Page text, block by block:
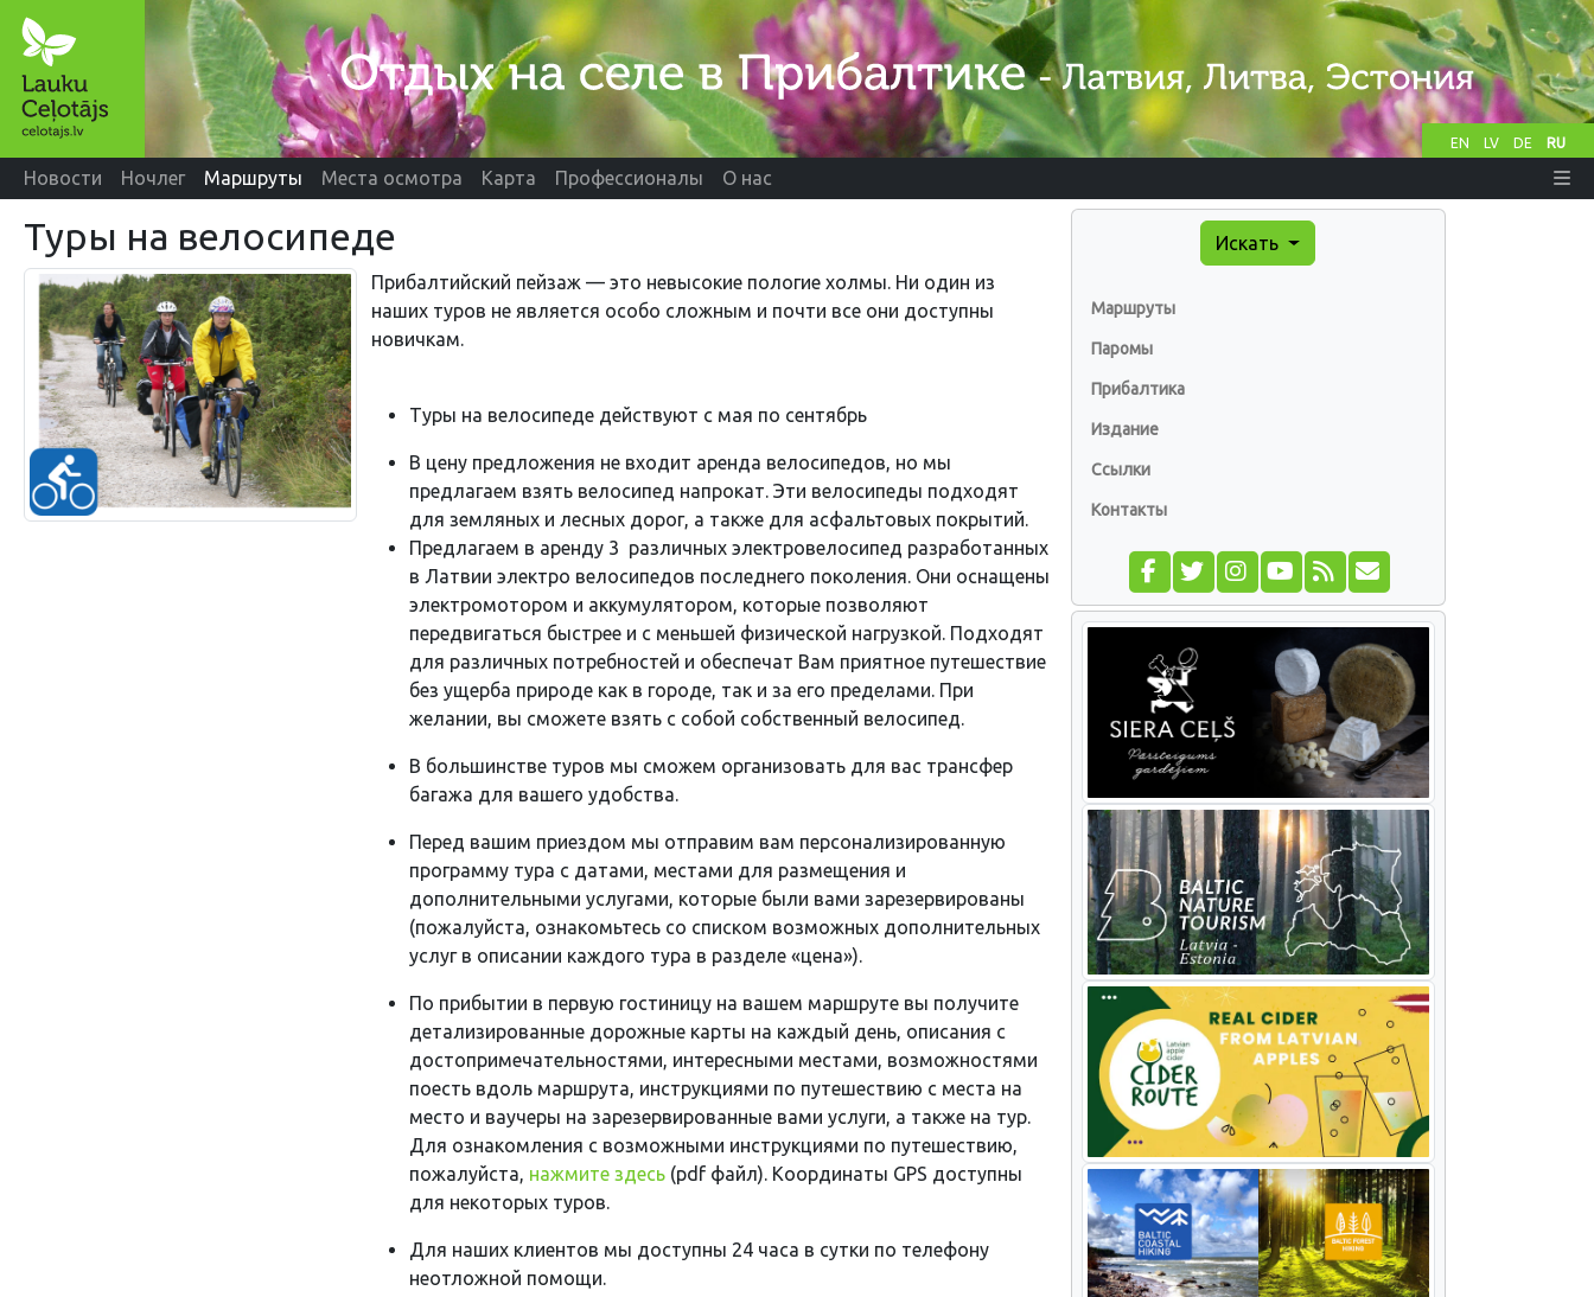
EN LV DE RU
Новости Ночлег Маршруты Места осмотра Карта Профессионалы О нас
Туры на велосипеде
Прибалтийский пейзаж — это невысокие пологие холмы. Ни один из
наших туров не является особо сложным и почти все они доступны
новичкам.
Туры на велосипеде действуют с мая по сентябрь
В цену предложения не входит аренда велосипедов, но мы
предлагаем взять велосипед напрокат. Эти велосипеды подходят
для земляных и лесных дорог, а также для асфальтовых покрытий.
Предлагаем в аренду 3 различных электровелосипед разработанных
в Латвии электро велосипедов последнего поколения. Они оснащены
электромотором и аккумулятором, которые позволяют
передвигаться быстрее и с меньшей физической нагрузкой. Подходят
для различных потребностей и обеспечат Вам приятное путешествие
без ущерба природе как в городе, так и за его пределами. При
желании, вы сможете взять с собой собственный велосипед.
В большинстве туров мы сможем организовать для вас трансфер
багажа для вашего удобства.
Перед вашим приездом мы отправим вам персонализированную
программу тура с датами, местами для размещения и
дополнительными услугами, которые были вами зарезервированы
(пожалуйста, ознакомьтесь со списком возможных дополнительных
услуг в описании каждого тура в разделе «цена»).
По прибытии в первую гостиницу на вашем маршруте вы получите
детализированные дорожные карты на каждый день, описания с
достопримечательностями, интересными местами, возможностями
поесть вдоль маршрута, инструкциями по путешествию с места на
место и ваучеры на зарезервированные вами услуги, а также на тур.
Для ознакомления с возможными инструкциями по путешествию,
пожалуйста, нажмите здесь(pdf файл). Координаты GPS доступны
для некоторых туров.
Для наших клиентов мы доступны 24 часа в сутки по телефону
неотложной помощи.
Искать
Маршруты
Паромы
Прибалтика
Издание
Ссылки
Контакты